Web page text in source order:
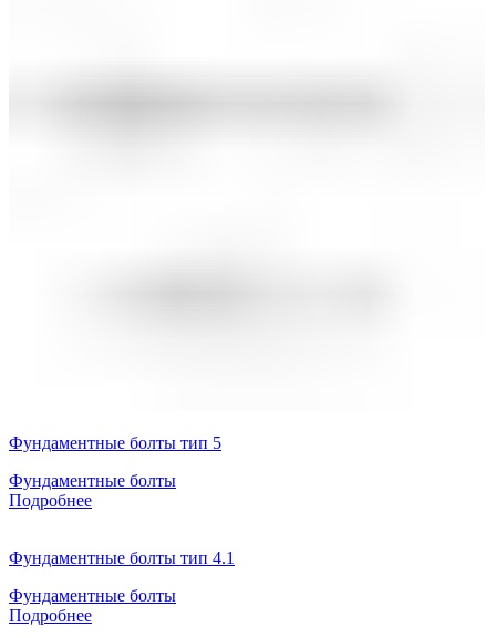
Фундаментные болты тип 5
Фундаментные болты
Подробнее
Фундаментные болты тип 4.1
Фундаментные болты
Подробнее